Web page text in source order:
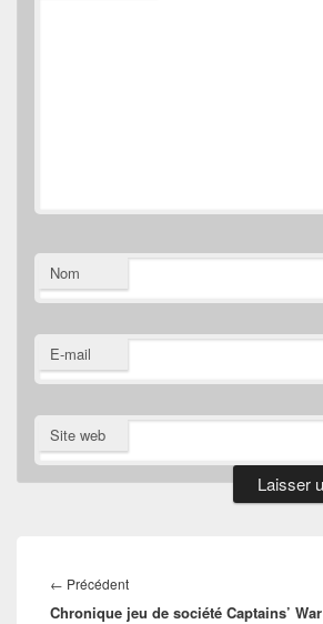
Nom
E-mail
Site web
de
l’article
← PrécédentArticle
précédent :
Chronique jeu de société Captains’ War